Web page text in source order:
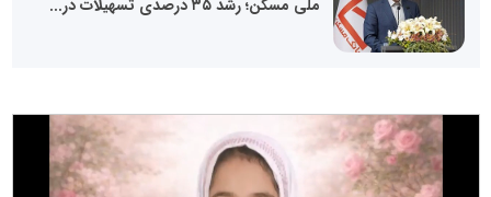
ملی مسکن؛ رشد ۳۵ درصدی تسهیلات در...